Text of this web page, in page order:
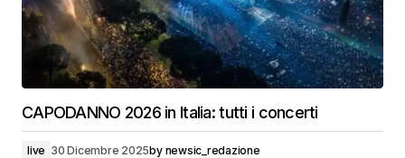
CAPODANNO 2026 in Italia: tutti i concerti
live 30 Dicembre 2025by newsic_redazione